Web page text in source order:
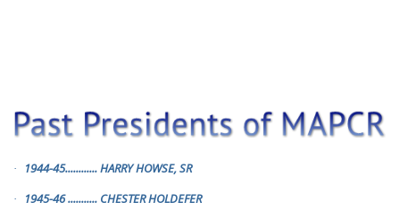
· 1944-45............HARRY HOWSE, SR
· 1945-46........... CHESTER HOLDEFER